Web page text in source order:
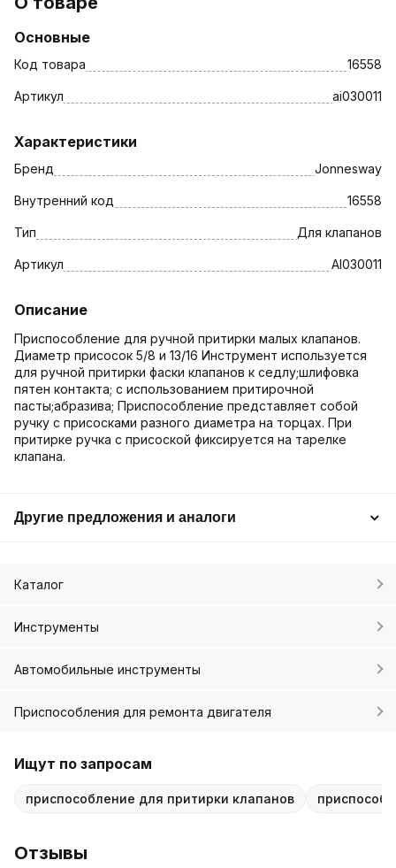
Основные
Код товара 16558
Артикул ai030011
Характеристики
Бренд Jonnesway
Внутренний код 16558
Тип Для клапанов
Артикул AI030011
Описание
Приспособление для ручной притирки малых клапанов.
Диаметр присосок 5/8 и 13/16 Инструмент используется
для ручной притирки фаски клапанов к седлу;шлифовка
пятен контакта; с использованием притирочной
пасты;абразива; Приспособление представляет собой
ручку с присосками разного диаметра на торцах. При
притирке ручка с присоской фиксируется на тарелке
клапана.
Другие предложения и аналоги
Каталог
Инструменты
Автомобильные инструменты
Приспособления для ремонта двигателя
Ищут по запросам
приспособление для притирки клапанов
Отзывы